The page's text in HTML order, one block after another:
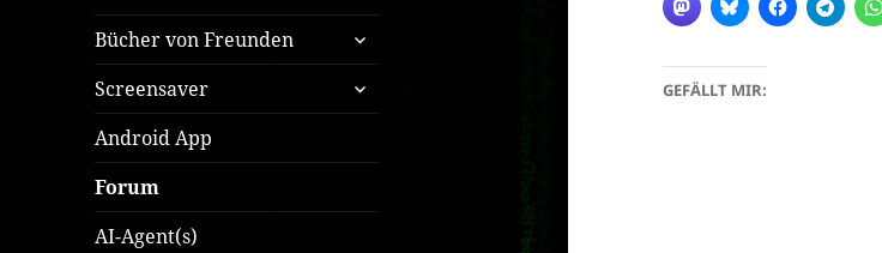
öffnen
Bücher von Freunden
untermenü
öffnen
Screensaver
untermenü
öffnen
Android App
Forum
AI-Agent(s)
GEFÄLLT MIR: